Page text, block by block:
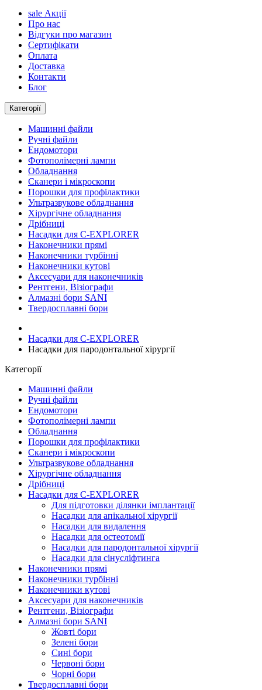
sale Акції
Про нас
Відгуки про магазин
Сертифікати
Оплата
Доставка
Контакти
Блог
Категорії
Машинні файли
Ручні файли
Ендомотори
Фотополімерні лампи
Обладнання
Сканери і мікроскопи
Порошки для профілактики
Ультразвукове обладнання
Хірургічне обладнання
Дрібниці
Насадки для C-EXPLORER
Наконечники прямі
Наконечники турбінні
Наконечники кутові
Аксесуари для наконечників
Рентгени, Візіографи
Алмазні бори SANI
Твердосплавні бори
Насадки для C-EXPLORER
Насадки для пародонтальної хірургії
Категорії
Машинні файли
Ручні файли
Ендомотори
Фотополімерні лампи
Обладнання
Порошки для профілактики
Сканери і мікроскопи
Ультразвукове обладнання
Хірургічне обладнання
Дрібниці
Насадки для C-EXPLORER
Для підготовки ділянки імплантації
Насадки для апікальної хірургії
Насадки для видалення
Насадки для остеотомії
Насадки для пародонтальної хірургії
Насадки для сінусліфтинга
Наконечники прямі
Наконечники турбінні
Наконечники кутові
Аксесуари для наконечників
Рентгени, Візіографи
Алмазні бори SANI
Жовті бори
Зелені бори
Сині бори
Червоні бори
Чорні бори
Твердосплавні бори